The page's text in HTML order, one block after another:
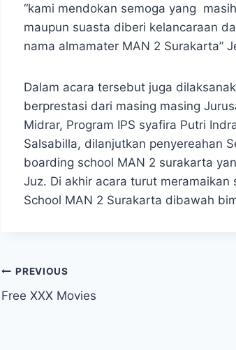
“kami mendokan semoga yang
maupun suasta diberi kelancaraan
nama almamater MAN 2 Surakarta”
Dalam acara tersebut juga
berprestasi dari masing masing
Midrar, Program IPS syafira Putri
Salsabilla, dilanjutkan penyereahan
boarding school MAN 2 surakarta
Juz. Di akhir acara turut
School MAN 2 Surakarta dibawah
Post
navigation
PREVIOUS
Free XXX Movies